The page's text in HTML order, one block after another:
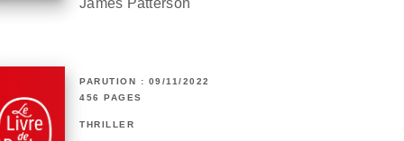
James Patterson
PARUTION : 09/11/2022
456 PAGES
THRILLER